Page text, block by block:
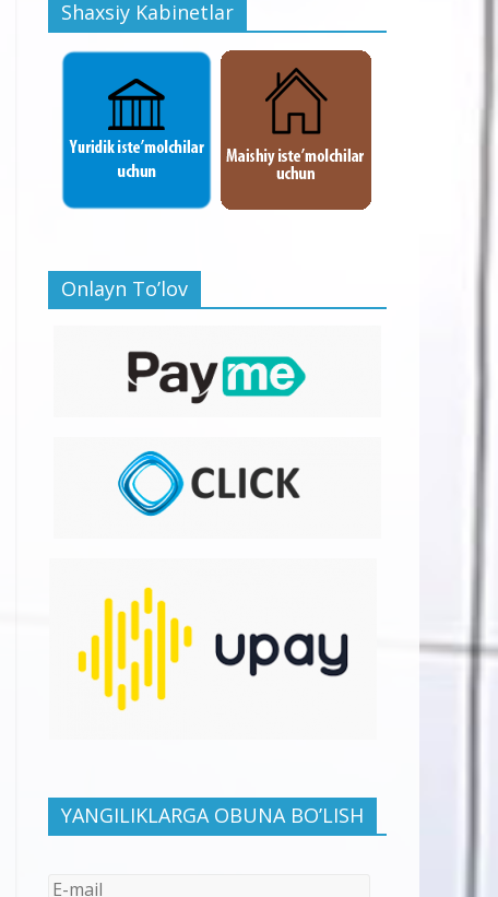
Shaxsiy Kabinetlar
Onlayn To’lov
YANGILIKLARGA OBUNA BO’LISH